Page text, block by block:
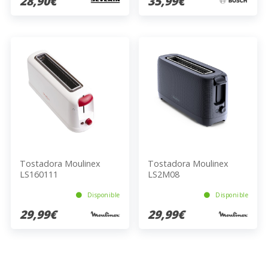
Tostadora Moulinex
LS160111
Disponible
29,99€
Tostadora Moulinex
LS2M08
Disponible
29,99€